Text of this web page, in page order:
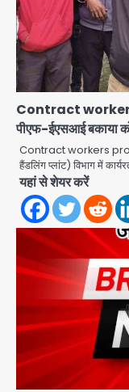
Contract
पीएफ-ईएसआई बकाया
Contract workers
हैंडलिंग प्लांट) विभाग में
यहां से शेयर करें